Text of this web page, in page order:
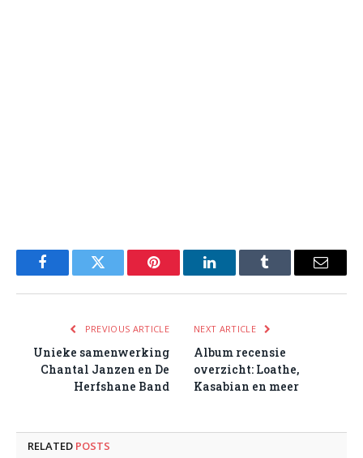
FacebookTwitter Pinterest LinkedInTumblr Email
PREVIOUS ARTICLE
Unieke samenwerking
Chantal Janzen en De
Herfshane Band
NEXT ARTICLE
Album recensie
overzicht: Loathe,
Kasabian en meer
RELATED POSTS